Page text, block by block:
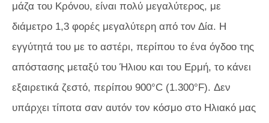
μάζα του Κρόνου, είναι πολύ μεγαλύτερος, με
διάμετρο 1,3 φορές μεγαλύτερη από τον Δία. Η
εγγύτητά του με το αστέρι, περίπου το ένα όγδοο της
απόστασης μεταξύ του Ήλιου και του Ερμή, το κάνει
εξαιρετικά ζεστό, περίπου 900°C (1.300°F). Δεν
υπάρχει τίποτα σαν αυτόν τον κόσμο στο Ηλιακό μας